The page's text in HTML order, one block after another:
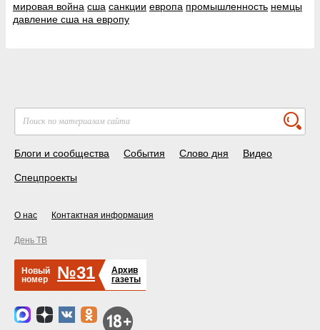
мировая война сша санкции европа промышленность немцы
давление сша на европу
Блоги и сообщества События Слово дня Видео
Спецпроекты
О нас Контактная информация
День ТВ
Новый
номер
№31
Архив
газеты